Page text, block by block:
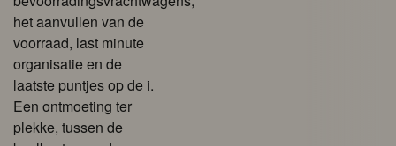
het aanvullen van de
voorraad, last minute
organisatie en de
laatste puntjes op de i.
Een ontmoeting ter
plekke, tussen de